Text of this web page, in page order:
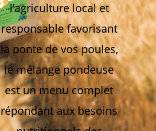
l’agriculture local et
responsable favorisant
la ponte de vos poules,
le mélange pondeuse
est un menu complet
répondant aux besoins